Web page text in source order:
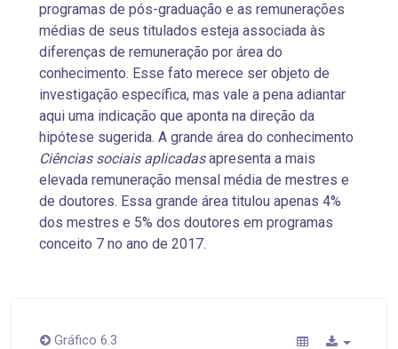
programas de pós-graduação e as remunerações
médias de seus titulados esteja associada às
diferenças de remuneração por área do
conhecimento. Esse fato merece ser objeto de
investigação específica, mas vale a pena adiantar
aqui uma indicação que aponta na direção da
hipótese sugerida. A grande área do conhecimento
Ciências sociais aplicadasapresenta a mais
elevada remuneração mensal média de mestres e
de doutores. Essa grande área titulou apenas 4%
dos mestres e 5% dos doutores em programas
conceito 7 no ano de 2017.
Gráfico 6.3